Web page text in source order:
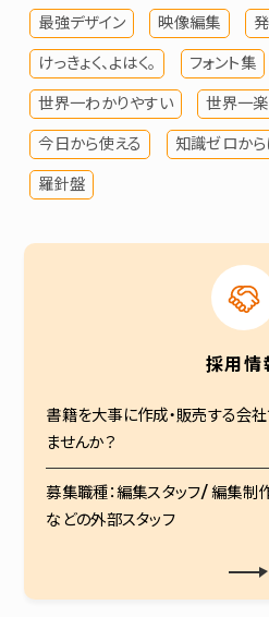
最強デザイン 映像編集
けっきょく、よはく。 フォント集
世界一わかりやすい 世界一
今日から使える 知識ゼロから
羅針盤
採用情
書籍を大事に作成・販売する会社
ませんか？
募集職種：編集スタッフ/ 編集制
などの外部スタッフ